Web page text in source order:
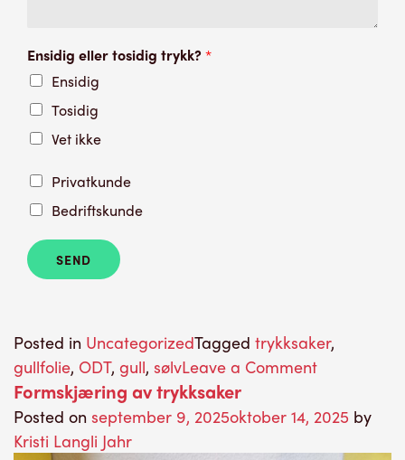
Ensidig eller tosidig trykk? *
Ensidig
Tosidig
Vet ikke
Privatkunde
Bedriftskunde
SEND
Posted in UncategorizedTagged trykksaker,
gullfolie, ODT, gull, sølvLeave a Commenton
Formskjæring av trykksaker
Posted on september 9, 2025oktober 14, 2025 by
Kristi Langli Jahr